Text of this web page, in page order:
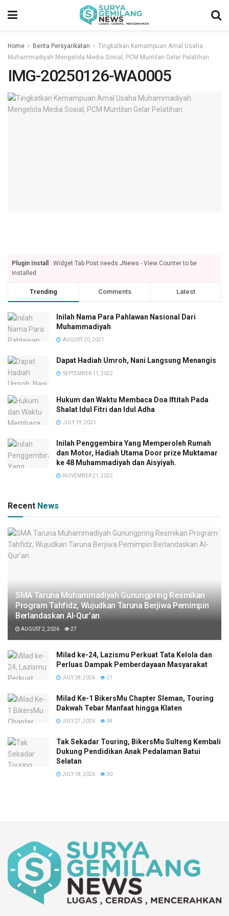
Home Berita Persyarikatan
Tingkatkan Kemampuan Amal Usaha
Muhammadiyah Mengelola Media Sosial, PCM Muntilan Gelar Pelatihan
IMG-20250126-WA0005
Plugin Install
: Widget Tab Post needs JNews - View Counter to be
installed
Trending Comments Latest
Inilah Nama Para Pahlawan Nasional Dari
Muhammadiyah
AUGUST 20, 2021
Dapat Hadiah Umroh, Nani Langsung Menangis
SEPTEMBER 11, 2022
Hukum dan Waktu Membaca Doa Iftitah Pada
Shalat Idul Fitri dan Idul Adha
JULY 19, 2021
Inilah Penggembira Yang Memperoleh Rumah
dan Motor, Hadiah Utama Door prize Muktamar
ke 48 Muhammadiyah dan Aisyiyah.
NOVEMBER 21, 2022
Recent News
SMA Taruna Muhammadiyah Gunungpring Resmikan
Program Tahfidz, Wujudkan Taruna Berjiwa Pemimpin
Berlandaskan Al-Qur’an
AUGUST 2, 2026 27
Milad ke-24, Lazismu Perkuat Tata Kelola dan
Perluas Dampak Pemberdayaan Masyarakat
JULY 28, 2026 21
Milad Ke-1 BikersMu Chapter Sleman, Touring
Dakwah Tebar Manfaat hingga Klaten
JULY 27, 2026 34
Tak Sekadar Touring, BikersMu Sulteng Kembali
Dukung Pendidikan Anak Pedalaman Batui
Selatan
JULY 18, 2026 30